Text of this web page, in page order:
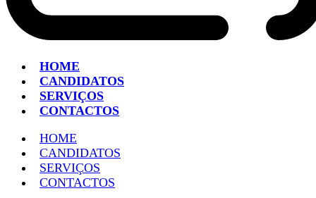
HOME
CANDIDATOS
SERVIÇOS
CONTACTOS
HOME
CANDIDATOS
SERVIÇOS
CONTACTOS